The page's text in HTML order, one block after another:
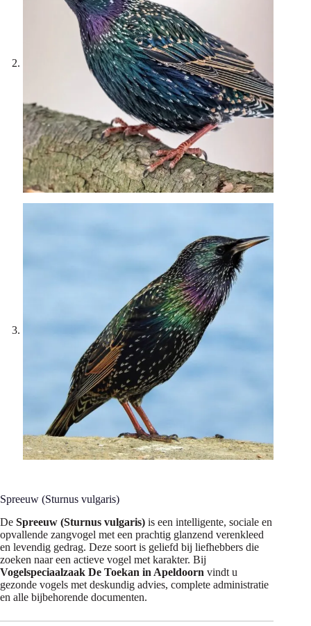
Spreeuw (Sturnus vulgaris)
De Spreeuw (Sturnus vulgaris) is een intelligente, sociale en
opvallende zangvogel met een prachtig glanzend verenkleed
en levendig gedrag. Deze soort is geliefd bij liefhebbers die
zoeken naar een actieve vogel met karakter. Bij
Vogelspeciaalzaak De Toekan in Apeldoorn vindt u
gezonde vogels met deskundig advies, complete administratie
en alle bijbehorende documenten.